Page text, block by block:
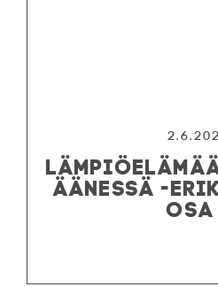
ÄÄNESSÄ -
OSA